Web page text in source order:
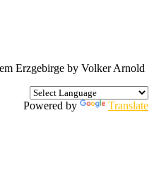
Erzgebirge by Volker Arnold
Powered by Translate